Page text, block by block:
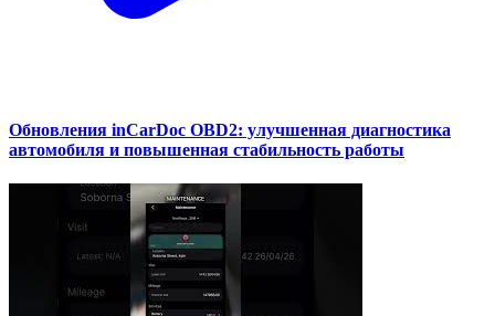
Обновления inCarDoc OBD2: улучшенная диагностика
автомобиля и повышенная стабильность работы